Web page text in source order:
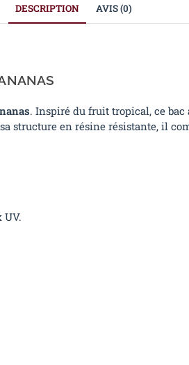
DESCRIPTION AVIS (0)
. Inspiré du fruit tropical, ce
structure en résine résistante, il
UV.